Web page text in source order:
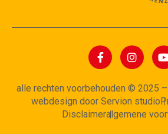
alle rechten voorbehouden © 2025
webdesign door Servion studio
Disclaimeralgemene